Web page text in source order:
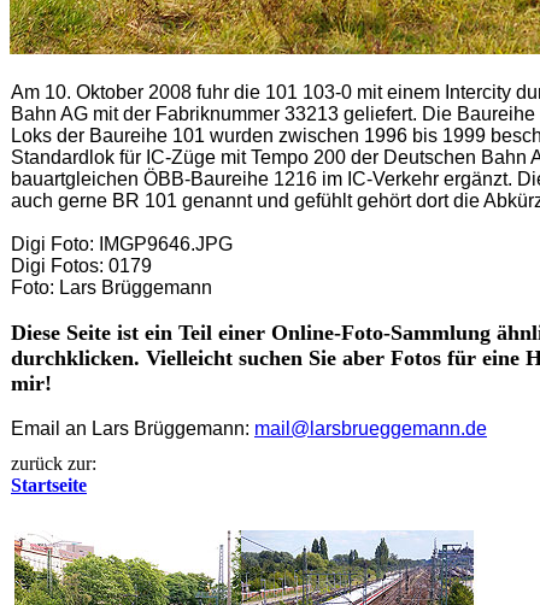
Am 10. Oktober 2008 fuhr die 101 103-0 mit einem Intercity
Bahn AG mit der Fabriknummer 33213 geliefert. Die
Loks der Baureihe 101 wurden zwischen 1996 bis 1999
Standardlok für IC-Züge mit Tempo 200 der Deutschen
bauartgleichen ÖBB-Baureihe 1216 im IC-Verkehr ergänzt.
auch gerne BR 101 genannt und gefühlt gehört dort die
Digi Foto: IMGP9646.JPG
Digi Fotos: 0179
Foto: Lars Brüggemann
Diese Seite ist ein Teil einer Online-Foto-Sammlung
durchklicken. Vielleicht suchen Sie aber Fotos für eine
mir!
Email an Lars Brüggemann: mail@larsbrueggemann.de
zurück zur:
Startseite